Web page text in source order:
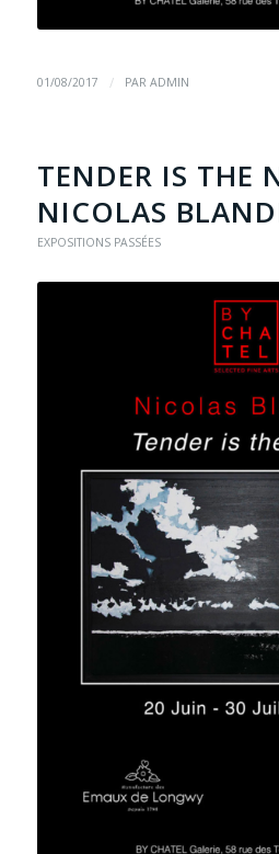
01/08/2017 / PAR ADMIN
TENDER IS THE
NICOLAS
EXPOSITIONS PASSÉES